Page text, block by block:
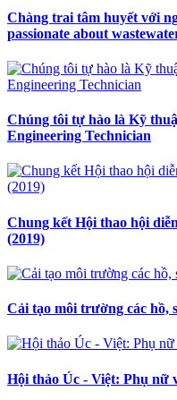
Chàng trai tâm huyết với
passionate about
Chúng tôi tự hào là Kỹ
Engineering Technician
Chung kết Hội thao hội
(2019)
Cải tạo môi trường các hồ,
Hội thảo Úc - Việt: Phụ nữ